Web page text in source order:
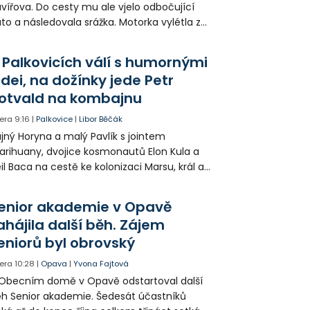
Do cesty mu ale vjelo odbočující
a následovala srážka. Motorka vylétla ze
a byl letecky přepraven do
Palkovicích válí s humornými
na dožínky jede Petr
na kombajnu
9:16 |Palkovice |Libor Běčák
Horyna a malý Pavlík s jointem
dvojice kosmonautů Elon Kula a
Baca na cestě ke kolonizaci Marsu, král a
Palkovic ztvárnili starosta Radim
a místostarosta David Kula.
akademie v Opavě
další běh. Zájem
byl obrovský
10:28 | Opava |Yvona Fajtová
domě v Opavě odstartoval další
Senior akademie. Šedesát účastníků